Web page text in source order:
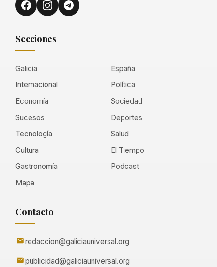
Secciones
Galicia
España
Internacional
Política
Economía
Sociedad
Sucesos
Deportes
Tecnología
Salud
Cultura
El Tiempo
Gastronomía
Podcast
Mapa
Contacto
redaccion@galiciauniversal.org
publicidad@galiciauniversal.org